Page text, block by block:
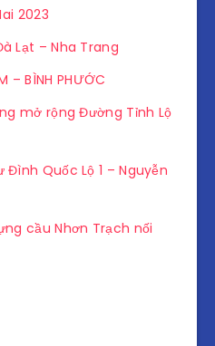
2023
Lạt – Nha Trang
– BÌNH PHƯỚC
mở rộng Đường Tỉnh Lộ
Đình Quốc Lộ 1 – Nguyễn
cầu Nhơn Trạch nối